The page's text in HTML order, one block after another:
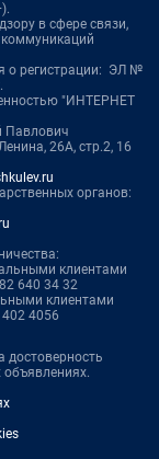
в сфере связи,
о регистрации: ЭЛ №
"ИНТЕРНЕТ
Павлович
26А, стр.2, 16
органов:
клиентами
640 34 32
клиентами
4056
достоверность